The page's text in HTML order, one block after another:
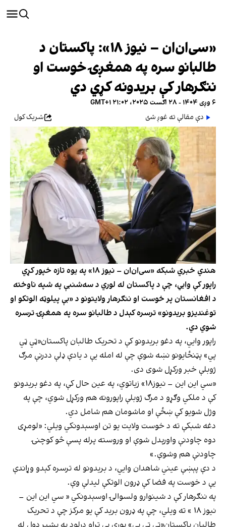
«سی‌ان‌ان – نیوز ۱۸»: پاکستان د
طالبانو سره په همغږۍ خوست او
ننګرهار کې بریدونه کړي دي
۶ وږی ۱۴۰۴ - ۲۸ اګست ۲۰۲۵، ۲۱:۰۲ GMT+۱
دې مقالې ته غوږ شئ
شریک کول
هندي خبري شبکه «سی‌ان‌ان – نیوز ۱۸» په یوه تازه خپور کړي
راپور کې وایي، چې د پاکستان له لوري د سه‌شنبې په شپه ناوخته
د افغانستان پر خوست او ننګرهار ولایتونو د «بې پیلوټه الوتکو او
توغندیزو بریدونو» ترسره کېدل د طالبانو سره په همغږۍ ترسره
شوي دي.
راپور وايي، په دغو بریدونو کې د تحریک طالبان پاکستان«ټي ټي
پي» پټنځایونو نښه شوې چې له امله یې د یادې ډلې ددرنې مرګ
ژوبلې خبر ورکړل شوی دی.
«سي این این – نیوز۱۸» زیاتوي، په عین حال کې، په دغو بریدونو
کې د ملکي وګړو د مرګ‌ ژوبلې راپورونه هم ورکړل شوي، چې په
وژل شویو کې ښځې او ماشومان هم شامل دي.
دغه شبکې ته د خوست ولایت یو تن اوسېدونکي ویلي: «لومړی
دوه چاودنې واورېدل شوې او وروسته پرله پسې څو کوچنۍ
چاودنې هم وشوې.»
د دې پېښې عیني شاهدان وايي، د بریدونو له ترسره کېدو وړاندې
یې د خوست په فضا کې ډرون الوتکې ليدلې وې.
په ننګرهار کې د شینوارو ولسوالۍ اوسېدونکي « سي این این –
نیوز ۱۸ » ته ویلي، چې په ډرون برید کې یو مرکز چې د تحریک